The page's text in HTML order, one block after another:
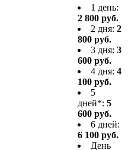
1 день:
2 800 руб.
2 дня: 2
800 руб.
3 дня: 3
600 руб.
4 дня: 4
100 руб.
5
дней*: 5
600 руб.
6 дней:
6 100 руб.
День